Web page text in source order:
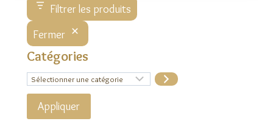
Filtrer les produits
Fermer
Catégories
Sélectionner
une
catégorie
Appliquer